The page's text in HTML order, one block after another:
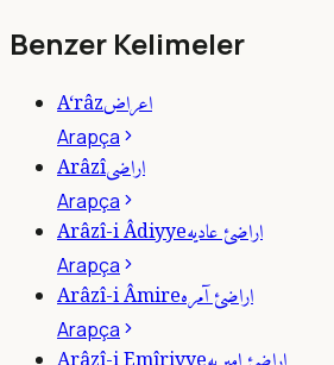
Benzer Kelimeler
A‘râzاعراض
Arapça
Arâzîاراضى
Arapça
Arâzî-i Âdiyyeاراضئ عاديه
Arapça
Arâzî-i Âmireاراضئ آمره
Arapça
Arâzî-i Emîriyye